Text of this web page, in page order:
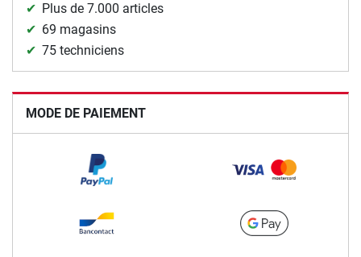
Plus de 7.000 articles
69 magasins
75 techniciens
MODE DE PAIEMENT